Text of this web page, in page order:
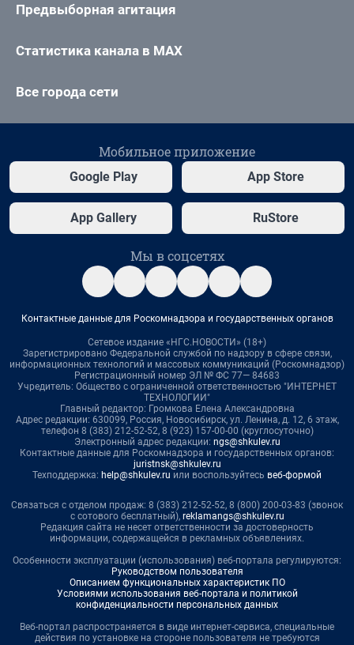
Предвыборная агитация
Статистика канала в MAX
Все города сети
Мобильное приложение
Google Play App Store
App Gallery RuStore
Мы в соцсетях
Контактные данные для Роскомнадзора и государственных органов
Сетевое издание «НГС.НОВОСТИ» (18+)
Зарегистрировано Федеральной службой по надзору в сфере связи,
информационных технологий и массовых коммуникаций (Роскомнадзор)
Регистрационный номер ЭЛ № ФС 77— 84683
Учредитель: Общество с ограниченной ответственностью "ИНТЕРНЕТ
ТЕХНОЛОГИИ"
Главный редактор: Громкова Елена Александровна
Адрес редакции: 630099, Россия, Новосибирск, ул. Ленина, д. 12, 6 этаж,
телефон 8 (383) 212-52-52, 8 (923) 157-00-00 (круглосуточно)
Электронный адрес редакции: ngs@shkulev.ru
Контактные данные для Роскомнадзора и государственных органов:
juristnsk@shkulev.ru
Техподдержка: help@shkulev.ru или воспользуйтесь веб-формой
Связаться с отделом продаж: 8 (383) 212-52-52, 8 (800) 200-03-83 (звонок
с сотового бесплатный), reklamangs@shkulev.ru
Редакция сайта не несет ответственности за достоверность
информации, содержащейся в рекламных объявлениях.
Особенности эксплуатации (использования) веб-портала регулируются:
Руководством пользователя
Описанием функциональных характеристик ПО
Условиями использования веб-портала и политикой
конфиденциальности персональных данных
Веб-портал распространяется в виде интернет-сервиса, специальные
действия по установке на стороне пользователя не требуются